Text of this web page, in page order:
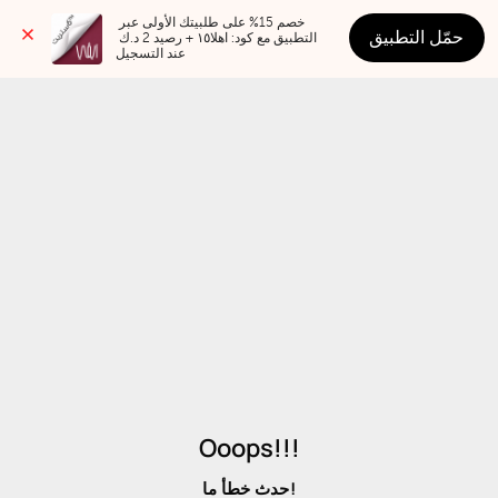
عند التسجيل
حمّل التطبيق
Ooops!!!
حدث خطأ ما!